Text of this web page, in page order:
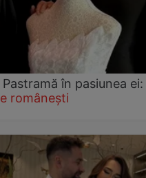
în pasiunea ei:
românești